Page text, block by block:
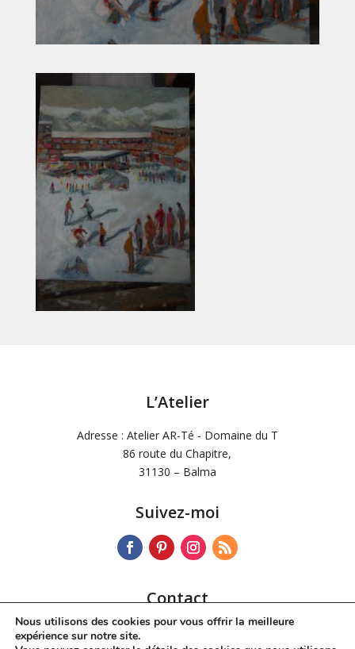
L’Atelier
Adresse : Atelier AR-Té - Domaine du T
86 route du Chapitre,
31130 – Balma
Suivez-moi
Contact
Tél :
06 72 34 42 60
Nous utilisons des cookies pour vous offrir la meilleure
expérience sur notre site.